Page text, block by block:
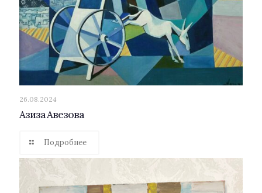
26.08.2024
Азиза Авезова
Подробнее